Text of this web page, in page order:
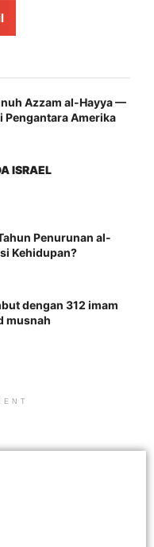
Azzam al-Hayya —
Pengantara Amerika
ISRAEL
Penurunan al-
Kehidupan?
dengan 312 imam
musnah